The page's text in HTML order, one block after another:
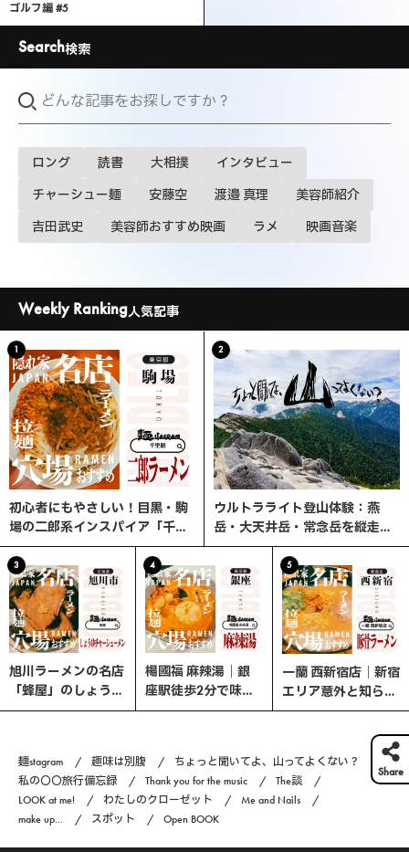
ゴルフ編 #5
Search検索
ロング 読書 大相撲 インタビュー
チャーシュー麺 安藤空 渡邉 真理 美容師紹介
吉田武史 美容師おすすめ映画 ラメ 映画音楽
Weekly Ranking人気記事
1
初心者にもやさしい！目黒・駒
場の二郎系インスパイア「千里
眼」へ行ってみた
2
ウルトラライト登山体験：燕
岳・大天井岳・常念岳を縦走す
る3日間の旅
3
旭川ラーメンの名店
「蜂屋」のしょうゆ
チャーシューメン
4
楊國福 麻辣湯｜銀
座駅徒歩2分で味わ
う、選べる楽しさ×
5
一蘭 西新宿店｜新宿
エリア意外と知らな
い、ここが穴場！
麺stagram 趣味は別腹
ちょっと聞いてよ、山ってよくない？
私の〇〇旅行備忘録
Thank you for the music
The談
LOOK at me!
わたしのクローゼット
Me and Nails
make up...
スポット Open BOOK
Share